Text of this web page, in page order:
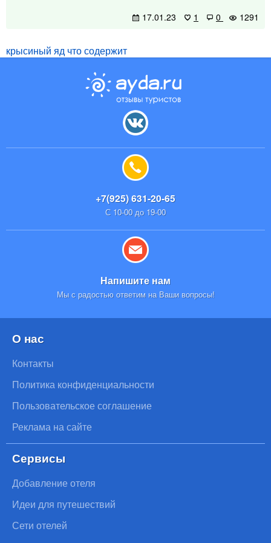
17.01.23 1 0 1291
крысиный яд что содержит
+7(925) 631-20-65
С 10-00 до 19-00
Напишите нам
Мы с радостью ответим на Ваши вопросы!
О нас
Контакты
Политика конфиденциальности
Пользовательское соглашение
Реклама на сайте
Сервисы
Добавление отеля
Идеи для путешествий
Сети отелей